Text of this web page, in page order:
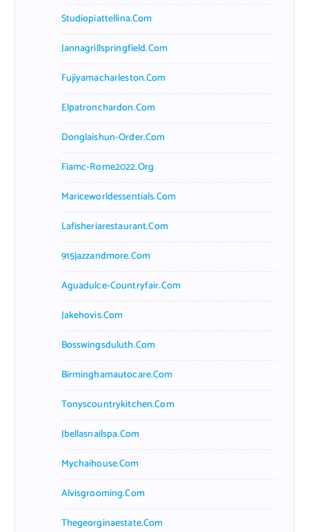
Studiopiattellina.com
Jannagrillspringfield.com
Fujiyamacharleston.com
Elpatronchardon.com
Donglaishun-Order.com
Fiamc-Rome2022.org
Mariceworldessentials.com
Lafisheriarestaurant.com
915jazzandmore.com
Aguadulce-Countryfair.com
Jakehovis.com
Bosswingsduluth.com
Birminghamautocare.com
Tonyscountrykitchen.com
Jbellasnailspa.com
Mychaihouse.com
Alvisgrooming.com
Thegeorginaestate.com